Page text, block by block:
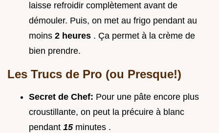
laisse refroidir complètement avant de
démouler. Puis, on met au frigo pendant au
moins 2 heures . Ça permet à la crème de
bien prendre.
Les Trucs de Pro (ou Presque!)
Secret de Chef: Pour une pâte encore plus
croustillante, on peut la précuire à blanc
pendant 15 minutes .